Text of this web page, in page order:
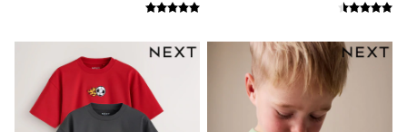
Smiggle
Eastpak
Bags & Backpacks
Caps
Belts
Jumpers